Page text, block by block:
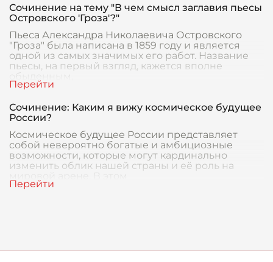
Сочинение на тему "В чем смысл заглавия пьесы
Островского 'Гроза'?"
Пьеса Александра Николаевича Островского
"Гроза" была написана в 1859 году и является
одной из самых значимых его работ. Название
пьесы, на первый взгляд, кажется вполне
обыденным,
Сочинение: Каким я вижу космическое будущее
России?
Космическое будущее России представляет
собой невероятно богатые и амбициозные
возможности, которые могут кардинально
изменить облик нашей страны и её роль на
мировой арене. В этом